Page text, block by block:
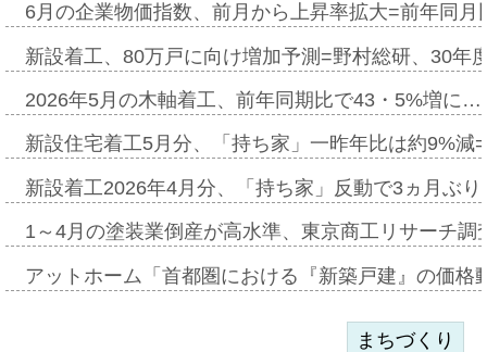
6月の企業物価指数、前月から上昇率拡大=前年同
新設着工、80万戸に向け増加予測=野村総研、30年
2026年5月の木軸着工、前年同期比で43・5%増に…
新設住宅着工5月分、「持ち家」一昨年比は約9%
新設着工2026年4月分、「持ち家」反動で3ヵ月ぶ
1～4月の塗装業倒産が高水準、東京商工リサーチ
アットホーム「首都圏における『新築戸建』の価
まちづくり